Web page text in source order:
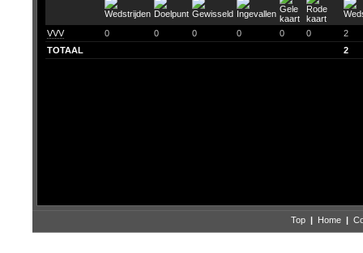
VVV 0 0 0 0 0 0
2
TOTAAL
2
Top | Home |